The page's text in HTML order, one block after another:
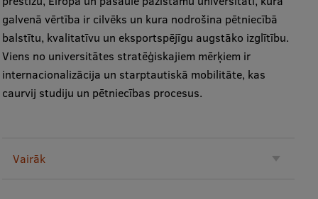
galvenā vērtība ir cilvēks un kura nodrošina pētniecībā
balstītu, kvalitatīvu un eksportspējīgu augstāko izglītību.
Viens no universitātes stratēģiskajiem mērķiem ir
internacionalizācija un starptautiskā mobilitāte, kas
caurvij studiju un pētniecības procesus.
Vairāk